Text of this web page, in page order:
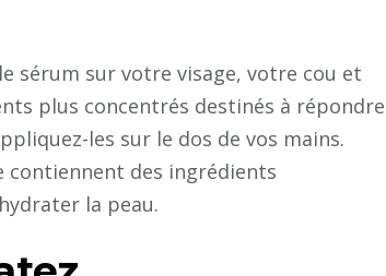
sérum sur votre visage, votre cou et
plus concentrés destinés à répondre
les sur le dos de vos mains.
contiennent des ingrédients
la peau.